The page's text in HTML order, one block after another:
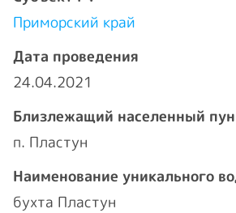
Приморский край
Дата проведения
24.04.2021
Близлежащий населенный
п. Пластун
Наименование уникального
бухта Пластун